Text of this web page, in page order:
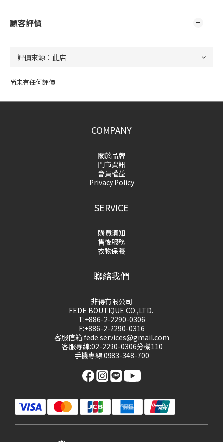
顧客評價
尚未有任何評價
COMPANY
關於品牌
門市資訊
會員權益
Privacy Policy
SERVICE
購買須知
售後服務
衣物保養
聯絡我們
非得有限公司
FEDE BOUTIQUE CO.,LTD.
T:+886-2-2290-0306
F:+886-2-2290-0316
客服信箱:fede.services@gmail.com
客服專線:02-2290-0306分機110
手機專線:0983-348-700